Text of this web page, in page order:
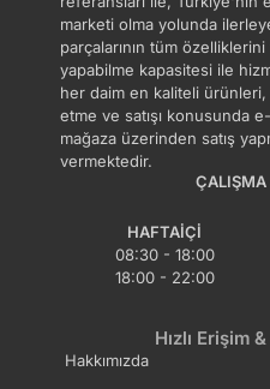
marketi olma yolunda
parçalarının tüm
yapabilme kapasitesi ile
her daim en kaliteli
etme ve satışı konusunda
mağaza üzerinden satış
vermektedir.
ÇALIŞMA
HAFTAIÇI
08:30 - 18:00
18:00 - 22:00
Hızlı Erişim
Hakkımızda